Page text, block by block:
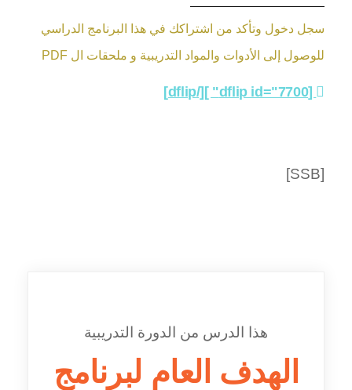
سجل دخول وتأكد من اشتراكك في هذا البرنامج الدراسي
للوصول إلى الأدوات والمواد التدريبية و ملحقات ال PDF
[dflip id="7700" ][/dflip]
[SSB]
هذا الدرس من الدورة التدريبية
الهدف العام لبرنامج